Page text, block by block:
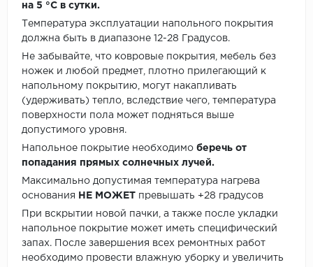
на 5 °C в сутки.
Температура эксплуатации напольного покрытия
должна быть в диапазоне 12-28 Градусов.
Не забывайте, что ковровые покрытия, мебель без
ножек и любой предмет, плотно прилегающий к
напольному покрытию, могут накапливать
(удерживать) тепло, вследствие чего, температура
поверхности пола может подняться выше
допустимого уровня.
Напольное покрытие необходимо беречь от
попадания прямых солнечных лучей.
Максимально допустимая температура нагрева
основания
НЕ МОЖЕТ превышать +28 градусов
При вскрытии новой пачки, а также после укладки
напольное покрытие может иметь специфический
запах. После завершения всех ремонтных работ
необходимо провести влажную уборку и увеличить